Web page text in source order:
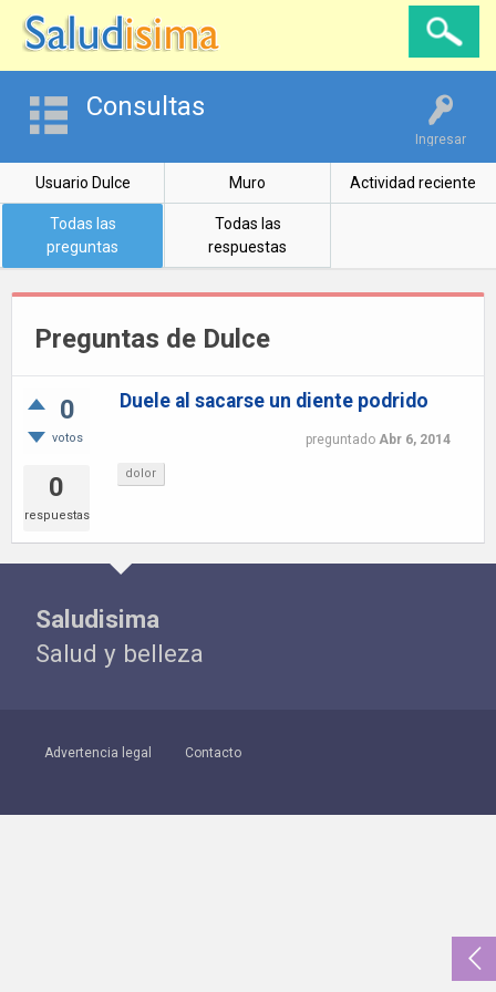
Ingresar
Consultas
Usuario Dulce Muro Actividad reciente
Todas las
preguntas
Todas las
respuestas
Preguntas de Dulce
0
votos
0
respuestas
Duele al sacarse un diente podrido
preguntado Abr 6, 2014
dolor
Saludisima
Salud y belleza
Advertencia legal Contacto